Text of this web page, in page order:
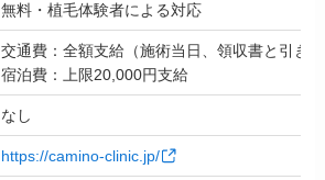
無料・植毛体験者による対応
交通費：全額支給（施術当日、領収書と引き
宿泊費：上限20,000円支給
なし
https://camino-clinic.jp/